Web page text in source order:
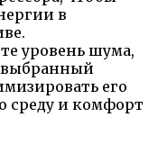
в
уровень шума,
выбранный
его
и комфорт